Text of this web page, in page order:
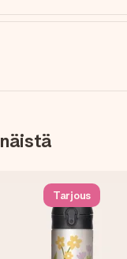
Tarjous